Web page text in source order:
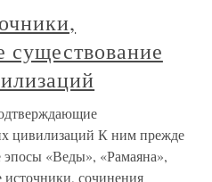
цивилизаций К ним прежде
эпосы «Веды», «Рамаяна»,
источники, сочинения